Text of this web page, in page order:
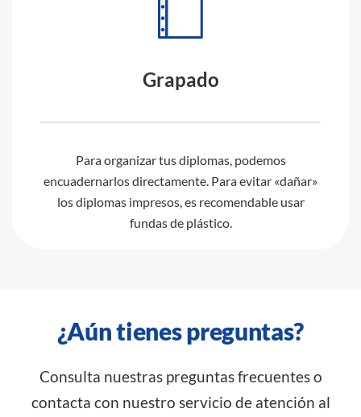
Grapado
Para organizar tus diplomas, podemos
encuadernarlos directamente. Para evitar «dañar»
los diplomas impresos, es recomendable usar
fundas de plástico.
¿Aún tienes preguntas?
Consulta nuestras preguntas frecuentes o
contacta con nuestro servicio de atención al